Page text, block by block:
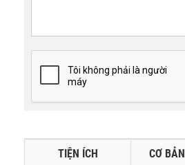
TIỆN ÍCH CƠ BẢN